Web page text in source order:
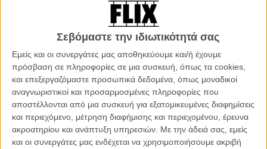
Σεβόμαστε την ιδιωτικότητά σας
Εμείς και οι συνεργάτες μας αποθηκεύουμε και/ή έχουμε
πρόσβαση σε πληροφορίες σε μια συσκευή, όπως τα cookies,
και επεξεργαζόμαστε προσωπικά δεδομένα, όπως μοναδικοί
αναγνωριστικοί και προσαρμοσμένες πληροφορίες που
αποστέλλονται από μια συσκευή για εξατομικευμένες διαφημίσεις
και περιεχόμενο, μέτρηση διαφήμισης και περιεχομένου, έρευνα
ακροατηρίου και ανάπτυξη υπηρεσιών. Με την άδειά σας, εμείς
και οι συνεργάτες μας ενδέχεται να χρησιμοποιήσουμε ακριβή
Την πρώτη γεύση από το «Magic Mike XXL» την πήραμε με
τρέιλερ που κυκλοφόρησε τον Φεβρουάριου (δείτε το εδώ)
μια σειρά από πόστερ έρχονται να δώσουν λίγο ακόμη γυμνό στο
λαό, κάνοντας το viral τους γύρο στο δίκτυο.